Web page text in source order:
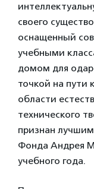
своего
оснащенный
учебными
домом для
точкой на пути
области
технического
признан
Фонда Андрея
учебного года.